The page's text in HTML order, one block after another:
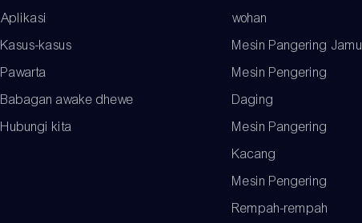
Aplikasi
Kasus-kasus
Pawarta
Babagan awake dhewe
Hubungi kita
wohan
Mesin Pangering Jamu
Mesin Pengering
Daging
Mesin Pangering
Kacang
Mesin Pengering
Rempah-rempah